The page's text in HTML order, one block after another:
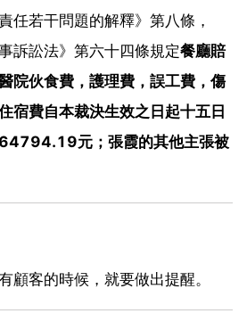
任若干問題的解釋》第八條，
訴訟法》第六十四條規定餐廳賠
院伙食費，護理費，誤工費，傷
宿費自本裁決生效之日起十五日
元；張霞的其他主張被
顧客的時候，就要做出提醒。